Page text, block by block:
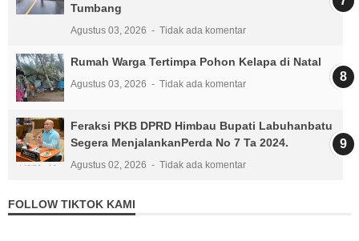
Tumbang
Agustus 03, 2026 Tidak ada komentar
Rumah Warga Tertimpa Pohon Kelapa di Natal
Agustus 03, 2026 Tidak ada komentar
Feraksi PKB DPRD Himbau Bupati Labuhanbatu
Segera MenjalankanPerda No 7 Ta 2024.
Agustus 02, 2026 Tidak ada komentar
FOLLOW TIKTOK KAMI